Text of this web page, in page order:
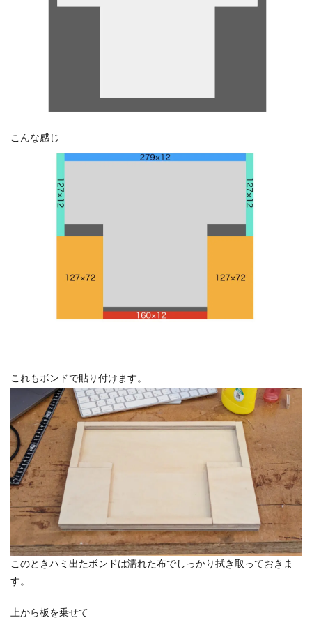
こんな感じ
これもボンドで貼り付けます。
このときハミ出たボンドは濡れた布でしっかり拭き取っておきま
す。
上から板を乗せて